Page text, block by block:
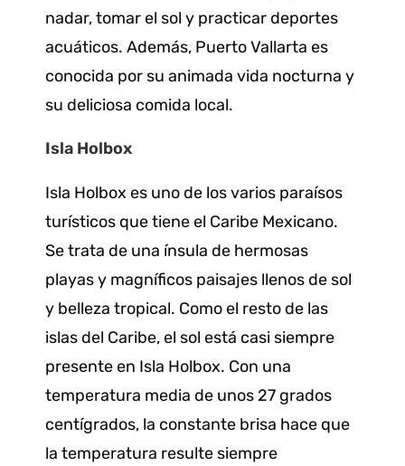
nadar, tomar el sol y practicar deportes
acuáticos. Además, Puerto Vallarta es
conocida por su animada vida nocturna y
su deliciosa comida local.
Isla Holbox
Isla Holbox es uno de los varios paraísos
turísticos que tiene el Caribe Mexicano.
Se trata de una ínsula de hermosas
playas y magníficos paisajes llenos de sol
y belleza tropical. Como el resto de las
islas del Caribe, el sol está casi siempre
presente en Isla Holbox. Con una
temperatura media de unos 27 grados
centígrados, la constante brisa hace que
la temperatura resulte siempre